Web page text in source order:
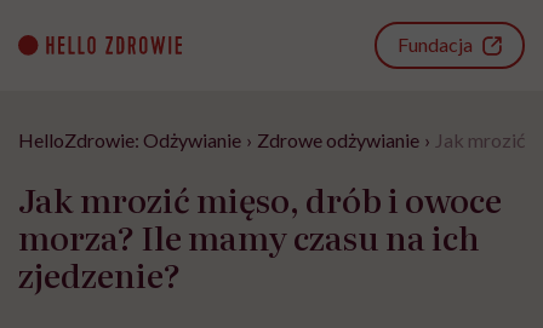
content
Fundacja
HelloZdrowie: Odżywianie › Zdrowe odżywianie › Jak mrozić
Jak mrozić mięso, drób i owoce
morza? Ile mamy czasu na ich
zjedzenie?